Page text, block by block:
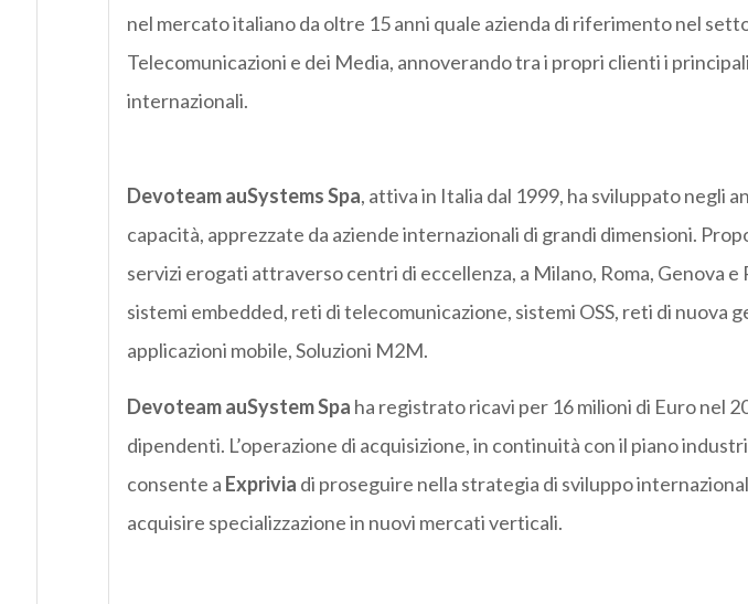
nel mercato italiano da oltre 15 anni quale azienda di riferimento nel
Telecomunicazioni e dei Media, annoverando tra i propri clienti i
internazionali.
Devoteam auSystems Spa, attiva in Italia dal 1999, ha sviluppato negli
capacità, apprezzate da aziende internazionali di grandi dimensioni.
servizi erogati attraverso centri di eccellenza, a Milano, Roma, Genova e
sistemi embedded, reti di telecomunicazione, sistemi OSS, reti di nuova
applicazioni mobile, Soluzioni M2M.
Devoteam auSystem Spa ha registrato ricavi per 16 milioni di Euro nel
dipendenti. L’operazione di acquisizione, in continuità con il piano
consente a Exprivia di proseguire nella strategia di sviluppo
acquisire specializzazione in nuovi mercati verticali.